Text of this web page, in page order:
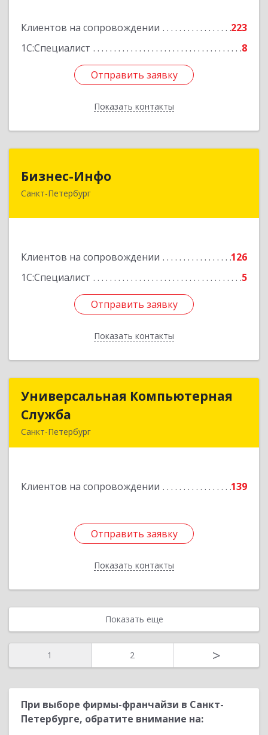
Клиентов на сопровождении
223
1С:Специалист
8
Отправить заявку
Показать контакты
Отправить заявку
Назад
Бизнес-Инфо
Санкт-Петербург
Клиентов на сопровождении
126
1С:Специалист
5
Отправить заявку
Показать контакты
191119, Санкт-Петербург г, Константина
Подробнее
Отправить заявку
Назад
Универсальная Компьютерная
Служба
Санкт-Петербург
Клиентов на сопровождении 139
Отправить заявку
Показать контакты
Универсальная Компьютерная
Подробнее
Отправить заявку
Назад
Показать еще
1 2 >
При выборе фирмы-франчайзи в Санкт-
Петербурге, обратите внимание на: